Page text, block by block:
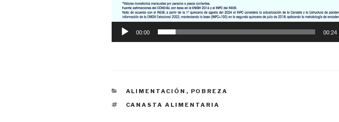
00:00 00:24
CATEGORÍAS
ALIMENTACIÓN , POBREZA
ETIQUETAS
CANASTA ALIMENTARIA